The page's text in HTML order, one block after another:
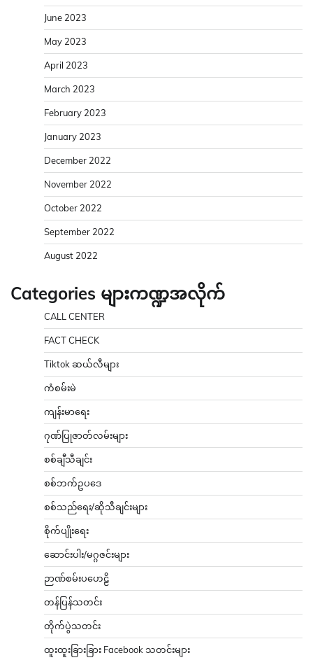
June 2023
May 2023
April 2023
March 2023
February 2023
January 2023
December 2022
November 2022
October 2022
September 2022
August 2022
Categories များကဏ္ဍအလိုက်
CALL CENTER
FACT CHECK
Tiktok ဆယ်လီများ
ကံစမ်းမဲ
ကျန်းမာရေး
ဂုဏ်ပြုဇာတ်လမ်းများ
စစ်ချီသီချင်း
စစ်ဘက်ဥပဒေ
စစ်သည်ရေး/ဆိုသီချင်းများ
စိုက်ပျိုးရေး
ဆောင်းပါး/မဂ္ဂဇင်းများ
ဉာဏ်စမ်းပဟေဠိ
တန်ပြန်သတင်း
တိုက်ပွဲသတင်း
ထူးထူးခြားခြား Facebook သတင်းများ